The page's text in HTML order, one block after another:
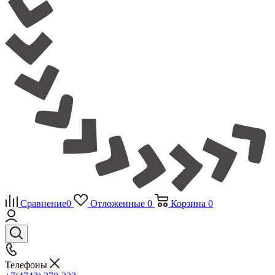
Сравнение0 Отложенные 0 Корзина 0
Телефоны